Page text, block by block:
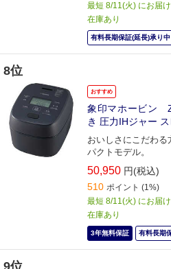
最短 8/11(火) にお届け
在庫あり
有料長期保証(延長)承り中
8位
おすすめ
象印マホービン
き 圧力IHジャー
おいしさにこだわ
パクトモデル。
50,950 円(税込)
510 ポイント (1%)
最短 8/11(火) にお届け
在庫あり
3年無料保証 有料長期
9位